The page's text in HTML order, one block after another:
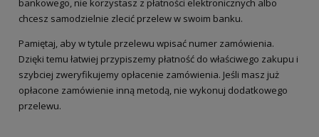
bankowego, nie korzystasz z płatności elektronicznych albo
chcesz samodzielnie zlecić przelew w swoim banku.
Pamiętaj, aby w tytule przelewu wpisać numer zamówienia.
Dzięki temu łatwiej przypiszemy płatność do właściwego zakupu i
szybciej zweryfikujemy opłacenie zamówienia. Jeśli masz już
opłacone zamówienie inną metodą, nie wykonuj dodatkowego
przelewu.